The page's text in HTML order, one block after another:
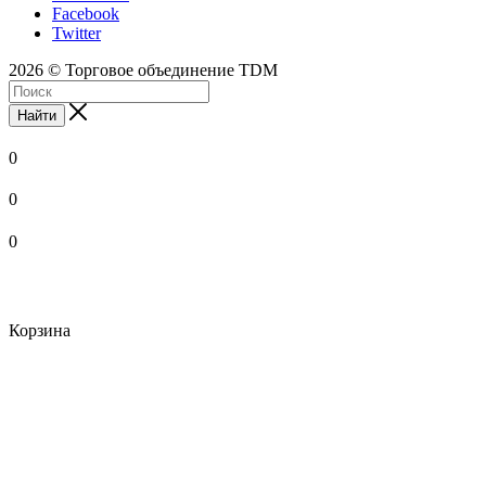
Facebook
Twitter
2026 © Торговое объединение TDM
Найти
0
0
0
Корзина